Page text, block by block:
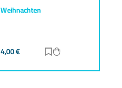
Weihnachten
4,00€ Zur Merkliste